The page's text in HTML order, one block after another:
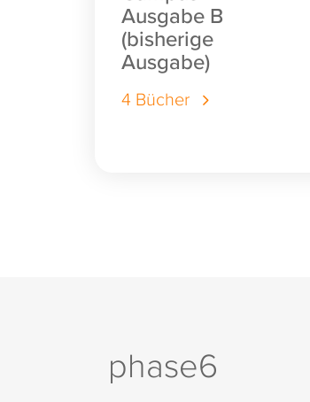
Ausgabe B
(bisherige
Ausgabe)
4 Bücher
phase6